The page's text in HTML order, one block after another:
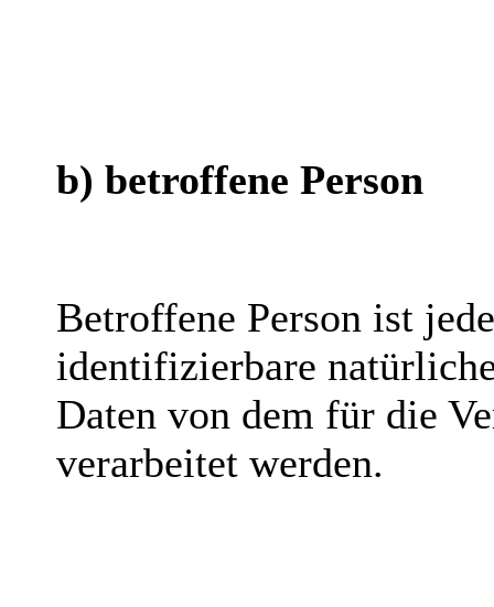
b) betroffene Person
Betroffene Person ist
identifizierbare
Daten von dem für die
verarbeitet werden.